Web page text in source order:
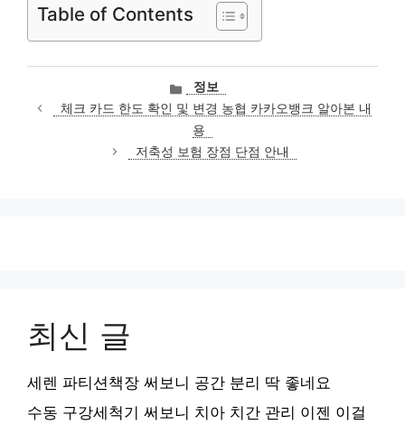
Table of Contents
카
테
고
리
정보
체크 카드 한도 확인 및 변경 농협 카카오뱅크 알아본 내
용
저축성 보험 장점 단점 안내
최신 글
세렌 파티션책장 써보니 공간 분리 딱 좋네요
수동 구강세척기 써보니 치아 치간 관리 이젠 이걸